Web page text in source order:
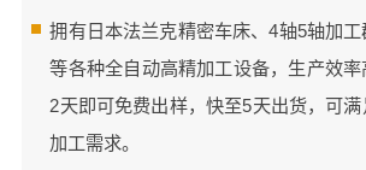
拥有日本法兰克精密车床、4轴5轴加
等各种全自动高精加工设备，生产效率
2天即可免费出样，快至5天出货，可
加工需求。